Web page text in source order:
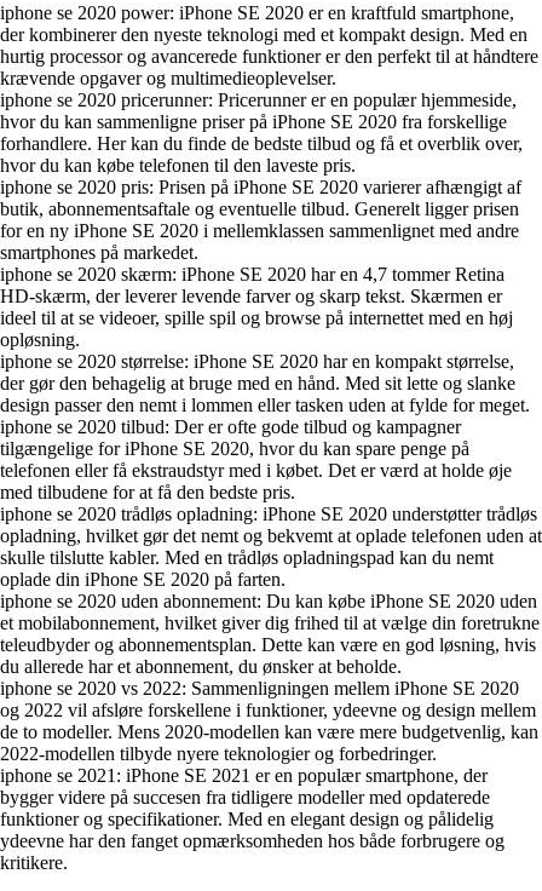
iphone se 2020 power: iPhone SE 2020 er en kraftfuld smartphone,
der kombinerer den nyeste teknologi med et kompakt design. Med en
hurtig processor og avancerede funktioner er den perfekt til at håndtere
krævende opgaver og multimedieoplevelser.
iphone se 2020 pricerunner: Pricerunner er en populær hjemmeside,
hvor du kan sammenligne priser på iPhone SE 2020 fra forskellige
forhandlere. Her kan du finde de bedste tilbud og få et overblik over,
hvor du kan købe telefonen til den laveste pris.
iphone se 2020 pris: Prisen på iPhone SE 2020 varierer afhængigt af
butik, abonnementsaftale og eventuelle tilbud. Generelt ligger prisen
for en ny iPhone SE 2020 i mellemklassen sammenlignet med andre
smartphones på markedet.
iphone se 2020 skærm: iPhone SE 2020 har en 4,7 tommer Retina
HD-skærm, der leverer levende farver og skarp tekst. Skærmen er
ideel til at se videoer, spille spil og browse på internettet med en høj
opløsning.
iphone se 2020 størrelse: iPhone SE 2020 har en kompakt størrelse,
der gør den behagelig at bruge med en hånd. Med sit lette og slanke
design passer den nemt i lommen eller tasken uden at fylde for meget.
iphone se 2020 tilbud: Der er ofte gode tilbud og kampagner
tilgængelige for iPhone SE 2020, hvor du kan spare penge på
telefonen eller få ekstraudstyr med i købet. Det er værd at holde øje
med tilbudene for at få den bedste pris.
iphone se 2020 trådløs opladning: iPhone SE 2020 understøtter trådløs
opladning, hvilket gør det nemt og bekvemt at oplade telefonen uden at
skulle tilslutte kabler. Med en trådløs opladningspad kan du nemt
oplade din iPhone SE 2020 på farten.
iphone se 2020 uden abonnement: Du kan købe iPhone SE 2020 uden
et mobilabonnement, hvilket giver dig frihed til at vælge din foretrukne
teleudbyder og abonnementsplan. Dette kan være en god løsning, hvis
du allerede har et abonnement, du ønsker at beholde.
iphone se 2020 vs 2022: Sammenligningen mellem iPhone SE 2020
og 2022 vil afsløre forskellene i funktioner, ydeevne og design mellem
de to modeller. Mens 2020-modellen kan være mere budgetvenlig, kan
2022-modellen tilbyde nyere teknologier og forbedringer.
iphone se 2021: iPhone SE 2021 er en populær smartphone, der
bygger videre på succesen fra tidligere modeller med opdaterede
funktioner og specifikationer. Med en elegant design og pålidelig
ydeevne har den fanget opmærksomheden hos både forbrugere og
kritikere.